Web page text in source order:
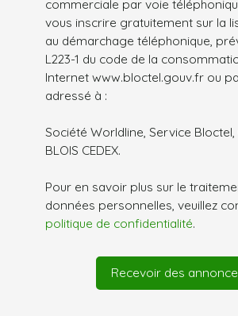
commerciale par voie
vous inscrire gratuitement sur la
au démarchage téléphonique,
L223-1 du code de la
Internet www.bloctel.gouv.fr ou
adressé à :
Société Worldline, Service Bloctel,
BLOIS CEDEX.
Pour en savoir plus sur le
données personnelles, veuillez
politique de confidentialité.
Recevoir des